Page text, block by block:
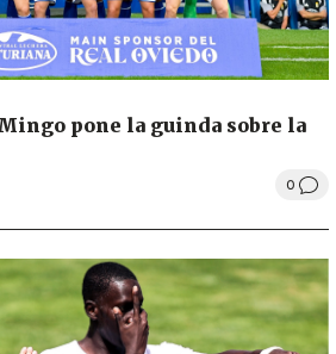
pone la guinda sobre la
0